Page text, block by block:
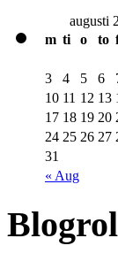
augusti
m ti o to
« Aug
3
4 5 6
10 11 12 13
17 18 19 20
24 25 26 27
31